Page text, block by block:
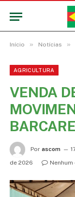
Início » Notícias »
AGRICULTURA
VENDA
Por ascom
de 2026